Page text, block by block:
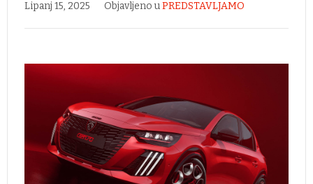
Lipanj 15, 2025 Objavljeno uPREDSTAVLJAMO